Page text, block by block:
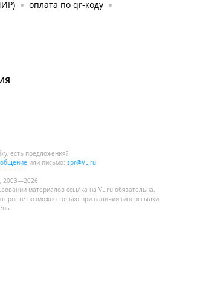
оплата по qr-коду
есть предложения?
или письмо: spr@VL.ru
2003—2026
материалов ссылка на VL.ru обязательна.
возможно только при наличии гиперссылки.